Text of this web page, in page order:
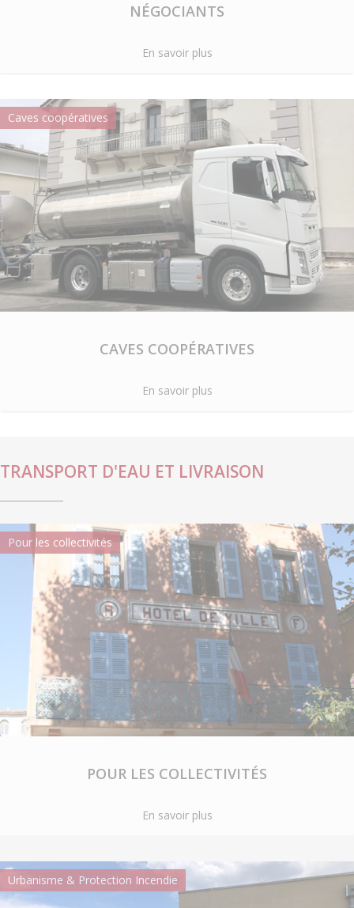
NÉGOCIANTS
En savoir plus
Caves coopératives
CAVES COOPÉRATIVES
En savoir plus
TRANSPORT D'EAU ET LIVRAISON
Pour les collectivités
POUR LES COLLECTIVITÉS
En savoir plus
Urbanisme & Protection Incendie